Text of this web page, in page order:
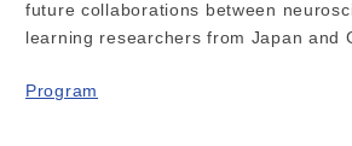
future collaborations between
learning researchers from Japan and
Program